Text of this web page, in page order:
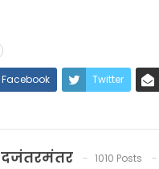
Facebook Twitter
दजंतरमंतर 1010 Posts